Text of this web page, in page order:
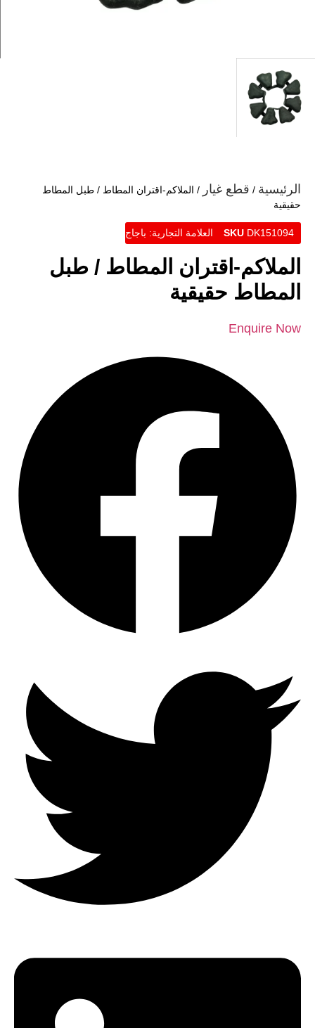
الرئيسية / قطع غيار / الملاكم-اقتران المطاط / طبل المطاط
حقيقية
SKU DK151094 العلامة التجارية: باجاج
الملاكم-اقتران المطاط / طبل
المطاط حقيقية
Enquire Now